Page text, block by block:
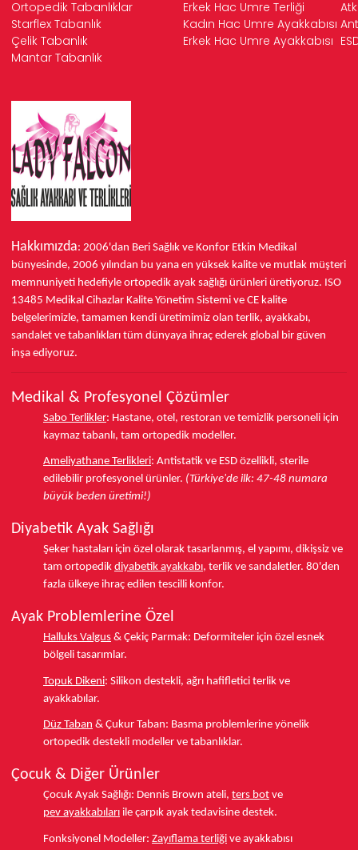
Ortopedik Tabanlıklar Erkek Hac Umre Terliği
Starflex Tabanlık
Kadın Hac Umre Ayakkabısı
Çelik Tabanlık
Erkek Hac Umre Ayakkabısı
Mantar Tabanlık
Hakkımızda: 2006'dan Beri Sağlık ve Konfor Etkin Medikal
bünyesinde, 2006 yılından bu yana en yüksek kalite ve mutlak müşteri
memnuniyeti hedefiyle ortopedik ayak sağlığı ürünleri üretiyoruz. ISO
13485 Medikal Cihazlar Kalite Yönetim Sistemi ve CE kalite
belgelerimizle, tamamen kendi üretimimiz olan terlik, ayakkabı,
sandalet ve tabanlıkları tüm dünyaya ihraç ederek global bir güven
inşa ediyoruz.
Medikal & Profesyonel Çözümler
Sabo Terlikler: Hastane, otel, restoran ve temizlik personeli için
kaymaz tabanlı, tam ortopedik modeller.
Ameliyathane Terlikleri: Antistatik ve ESD özellikli, sterile
edilebilir profesyonel ürünler. (Türkiye'de ilk: 47-48 numara
büyük beden üretimi!)
Diyabetik Ayak Sağlığı
Şeker hastaları için özel olarak tasarlanmış, el yapımı, dikişsiz ve
tam ortopedik diyabetik ayakkabı, terlik ve sandaletler. 80'den
fazla ülkeye ihraç edilen tescilli konfor.
Ayak Problemlerine Özel
Halluks Valgus & Çekiç Parmak: Deformiteler için özel esnek
bölgeli tasarımlar.
Topuk Dikeni: Silikon destekli, ağrı hafifletici terlik ve
ayakkabılar.
Düz Taban & Çukur Taban: Basma problemlerine yönelik
ortopedik destekli modeller ve tabanlıklar.
Çocuk & Diğer Ürünler
Çocuk Ayak Sağlığı: Dennis Brown ateli, ters bot ve
pev ayakkabıları ile çarpık ayak tedavisine destek.
Fonksiyonel Modeller: Zayıflama terliği ve ayakkabısı